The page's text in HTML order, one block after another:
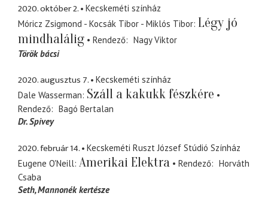
2020. október 2.
Kecskeméti színház
Móricz Zsigmond - Kocsák Tibor - Miklós Tibor Légy jó
mindhalálig
Rendező
Nagy Viktor
Török bácsi
2020. augusztus 7.
Kecskeméti színház
Dale Wasserman Száll a kakukk fészkére
Rendező
Bagó Bertalan
Dr. Spivey
2020. február 14.
Kecskeméti Ruszt József Stúdió Színház
Eugene O'Neill Amerikai Elektra Rendező
Horváth
Csaba
Seth Mannonék kertésze